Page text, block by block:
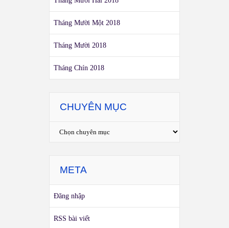
Tháng Mười Một 2018
Tháng Mười 2018
Tháng Chín 2018
CHUYÊN MỤC
META
Đăng nhập
RSS bài viết